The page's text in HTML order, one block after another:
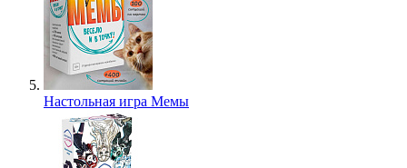
Настольная игра Мемы